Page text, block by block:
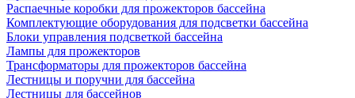
Распаечные коробки для прожекторов бассейна
Комплектующие оборудования для подсветки бассейна
Блоки управления подсветкой бассейна
Лампы для прожекторов
Трансформаторы для прожекторов бассейна
Лестницы и поручни для бассейна
Лестницы для бассейнов